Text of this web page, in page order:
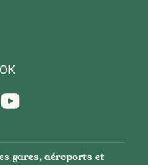
OK
gares, aéroports et